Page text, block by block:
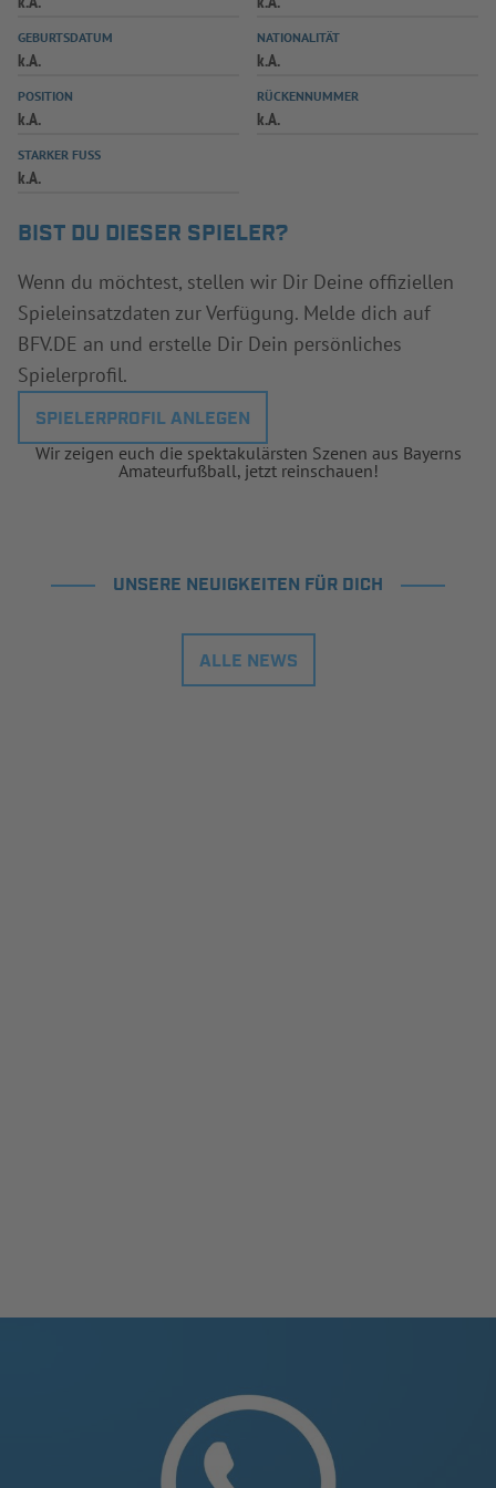
SPIELPLUS
GEBURTSDATUM
k.A.
NATIONALITÄT
k.A.
POSITION
k.A.
RÜCKENNUMMER
k.A.
STARKER FUSS
k.A.
BIST DU DIESER SPIELER?
Wenn du möchtest, stellen wir Dir Deine offiziellen
Spieleinsatzdaten zur Verfügung. Melde dich auf
BFV.DE an und erstelle Dir Dein persönliches
Spielerprofil.
SPIELERPROFIL ANLEGEN
Wir zeigen euch die spektakulärsten Szenen aus Bayerns
Amateurfußball, jetzt reinschauen!
UNSERE NEUIGKEITEN FÜR DICH
ALLE NEWS